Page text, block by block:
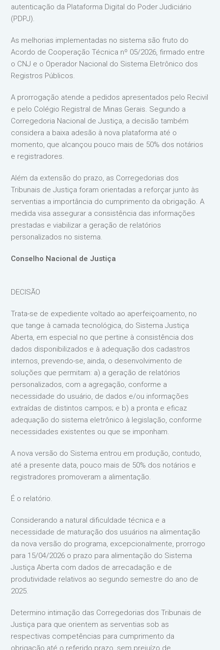
autenticação da Plataforma Digital do Poder Judiciário
(PDPJ).
As melhorias implementadas no sistema são fruto do
Acordo de Cooperação Técnica nº 05/2026, firmado entre
o CNJ e o Operador Nacional do Sistema Eletrônico dos
Registros Públicos.
A prorrogação atende a pedidos apresentados pelo Recivil
e pelo Colégio Registral de Minas Gerais. Segundo a
Corregedoria Nacional de Justiça, a decisão também
considera a baixa adesão à nova plataforma até o
momento, que alcançou pouco mais de 50% dos notários
e registradores.
Além da extensão do prazo, as Corregedorias dos
Tribunais de Justiça foram orientadas a reforçar junto às
serventias a importância do cumprimento da obrigação. A
medida visa assegurar a consistência das informações
prestadas e viabilizar a geração de relatórios
personalizados no sistema.
Conselho Nacional de Justiça
DECISÃO
Trata-se de expediente voltado ao aperfeiçoamento, no
que tange à camada tecnológica, do Sistema Justiça
Aberta, em especial no que pertine à consistência dos
dados disponibilizados e à adequação dos cadastros
internos, prevendo-se, ainda, o desenvolvimento de
soluções que permitam: a) a geração de relatórios
personalizados, com a agregação, conforme a
necessidade do usuário, de dados e/ou informações
extraídas de distintos campos; e b) a pronta e eficaz
adequação do sistema eletrônico à legislação, conforme
necessidades existentes ou que se imponham.
A nova versão do Sistema entrou em produção, contudo,
até a presente data, pouco mais de 50% dos notários e
registradores promoveram a alimentação.
É o relatório.
Considerando a natural dificuldade técnica e a
necessidade de maturação dos usuários na alimentação
da nova versão do programa, excepcionalmente, prorrogo
para 15/04/2026 o prazo para alimentação do Sistema
Justiça Aberta com dados de arrecadação e de
produtividade relativos ao segundo semestre do ano de
2025.
Determino intimação das Corregedorias dos Tribunais de
Justiça para que orientem as serventias sob as
respectivas competências para cumprimento da
obrigação até o referido prazo, sem prejuízo de